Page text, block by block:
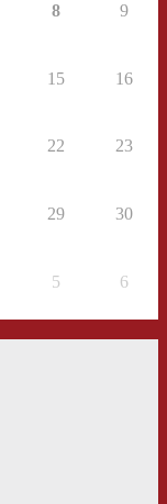
8 9
15 16
22 23
29 30
5 6